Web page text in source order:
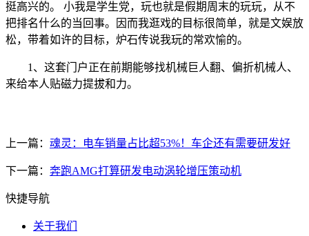
挺高兴的。 小我是学生党，玩也就是假期周末的玩玩，从不
把排名什么的当回事。因而我逛戏的目标很简单，就是文娱放
松，带着如许的目标，炉石传说我玩的常欢愉的。
1、这套门户正在前期能够找机械巨人翻、偏折机械人、
来给本人贴磁力提拔和力。
上一篇： 魂灵：电车销量占比超53%！车企还有需要研发好
下一篇： 奔跑AMG打算研发电动涡轮增压策动机
快捷导航
关于我们